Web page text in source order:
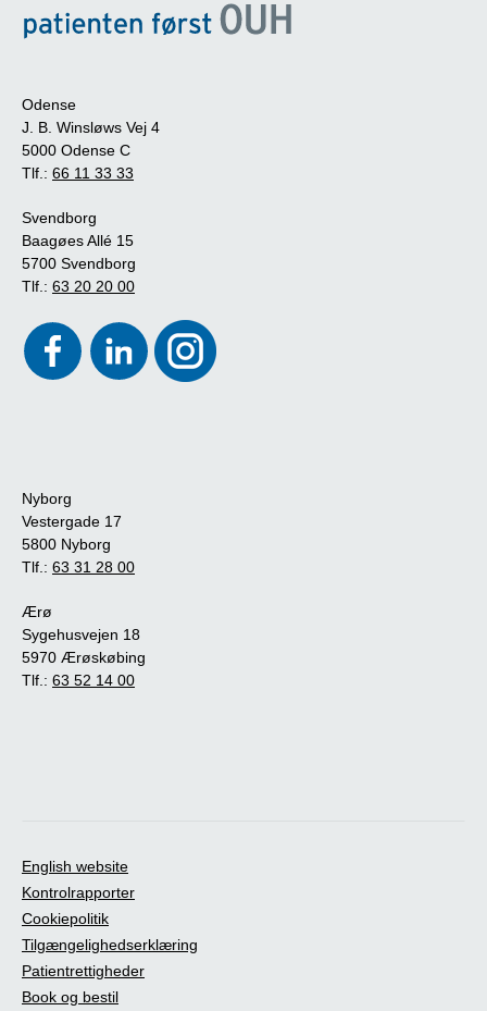
Odense
J. B. Winsløws Vej 4
5000 Odense C
Tlf.: 66 11 33 33
Svendborg
Baagøes Allé 15
5700 Svendborg
Tlf.: 63 20 20 00
Nyborg
Vestergade 17
5800 Nyborg
Tlf.: 63 31 28 00
Ærø
Sygehusvejen 18
5970 Ærøskøbing
Tlf.: 63 52 14 00
English website
Kontrolrapporter
Cookiepolitik
Tilgængelighedserklæring
Patientrettigheder
Book og bestil